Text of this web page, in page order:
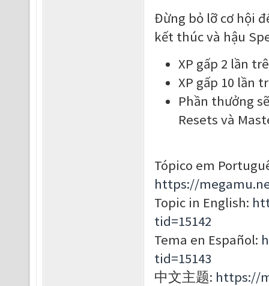
Đừng bỏ lỡ cơ hội
kết thúc và hậu
XP gấp 2 lần
XP gấp 10 lần
Phần thưởng
Resets và
Tópico em
https://
Topic in English:
tid=15142
Tema en Español:
tid=15143
中文主题: https://